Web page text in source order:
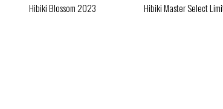
Hibiki Blossom 2023 Hibiki Master Select